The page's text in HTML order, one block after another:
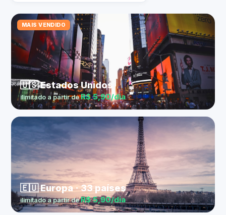
MAIS VENDIDO
🇺🇸 Estados Unidos
ilimitado a partir deR$ 5,90/dia
🇪🇺 Europa · 33 países
ilimitado a partir deR$ 5,90/dia